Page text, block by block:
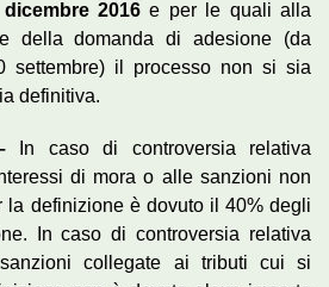
2016 e per le quali alla
della domanda di adesione (da
settembre) il processo non si sia
definitiva.
In caso di controversia relativa
di mora o alle sanzioni non
la definizione è dovuto il 40% degli
In caso di controversia relativa
collegate ai tributi cui si